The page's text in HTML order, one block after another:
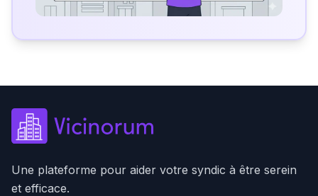
Une plateforme pour aider votre syndic à être serein
et efficace.